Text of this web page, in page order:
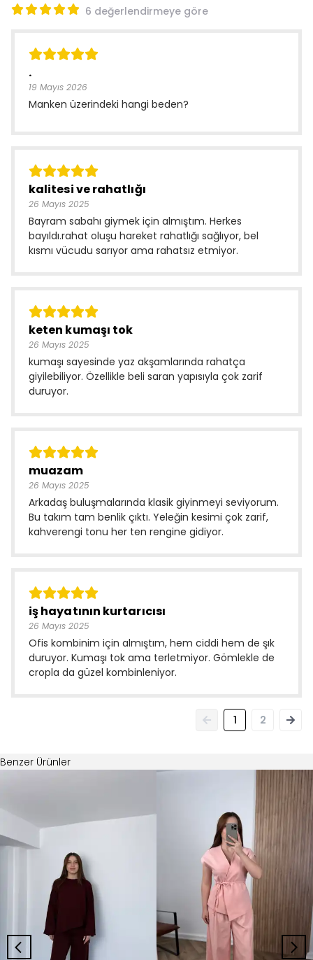
6 değerlendirmeye göre
.
19 Mayıs 2026
Manken üzerindeki hangi beden?
kalitesi ve rahatlığı
26 Mayıs 2025
Bayram sabahı giymek için almıştım. Herkes
bayıldı.rahat oluşu hareket rahatlığı sağlıyor, bel
kısmı vücudu sarıyor ama rahatsız etmiyor.
keten kumaşı tok
26 Mayıs 2025
kumaşı sayesinde yaz akşamlarında rahatça
giyilebiliyor. Özellikle beli saran yapısıyla çok zarif
duruyor.
muazam
26 Mayıs 2025
Arkadaş buluşmalarında klasik giyinmeyi seviyorum.
Bu takım tam benlik çıktı. Yeleğin kesimi çok zarif,
kahverengi tonu her ten rengine gidiyor.
iş hayatının kurtarıcısı
26 Mayıs 2025
Ofis kombinim için almıştım, hem ciddi hem de şık
duruyor. Kumaşı tok ama terletmiyor. Gömlekle de
cropla da güzel kombinleniyor.
1 2
Benzer Ürünler